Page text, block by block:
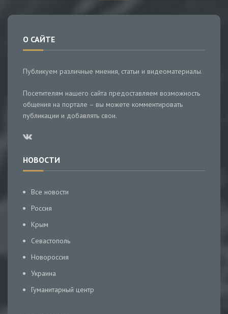
О САЙТЕ
Публикуем различные мнения, статьи и видеоматериалы.
Посетителям нашего сайта предоставляем возможность
общения на портале – вы можете комментировать
публикации и добавлять свои.
НОВОСТИ
Все новости
Россия
Крым
Севастополь
Новороссия
Украина
Гуманитарный центр